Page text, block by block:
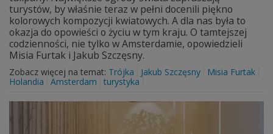
turystów, by właśnie teraz w pełni docenili piękno
kolorowych kompozycji kwiatowych. A dla nas była to
okazja do opowieści o życiu w tym kraju. O tamtejszej
codzienności, nie tylko w Amsterdamie, opowiedzieli
Misia Furtak i Jakub Szczęsny.
Zobacz więcej na temat: Trójka Jakub Szczęsny
Misia Furtak
Holandia
Amsterdam turystyka